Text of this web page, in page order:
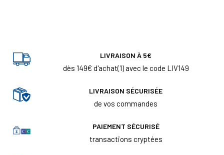
LIVRAISON À 5€
dès 149€ d'achat(1) avec le code LIV149
LIVRAISON SÉCURISÉE
de vos commandes
PAIEMENT SÉCURISÉ
transactions cryptées